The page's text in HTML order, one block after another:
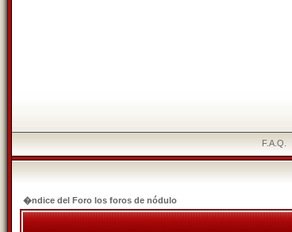
F.A.Q.
�ndice del Foro los foros de nódulo